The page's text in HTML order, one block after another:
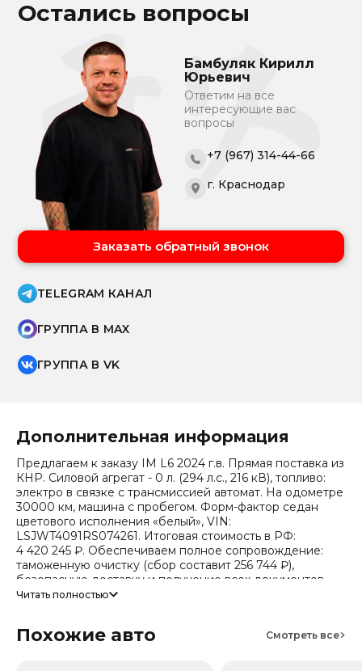
Остались вопросы
Бамбуляк Кирилл
Юрьевич
Ответим на все
интересующие вас
вопросы
+7 (967) 314-44-66
г. Краснодар
Заказать обратный звонок
TELEGRAM КАНАЛ
ГРУППА В MAX
ГРУППА В VK
Дополнительная информация
Предлагаем к заказу IM L6 2024 г.в. Прямая поставка из
КНР. Силовой агрегат - 0 л. (294 л.с., 216 кВ), топливо:
электро в связке с трансмиссией автомат. На одометре
30000 км, машина с пробегом. Форм-фактор седан
цветового исполнения «белый», VIN:
LSJWT4091RS074261. Итоговая стоимость в РФ:
4 420 245 ₽. Обеспечиваем полное сопровождение:
таможенную очистку (сбор составит 256 744 ₽),
безопасную доставку и получение всех документов.
дефектовку и точные сроки логистики. Работаем и
Читать полностью
Похожие авто Смотреть все